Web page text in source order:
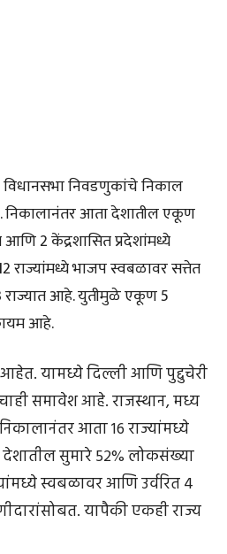
विधानसभा निवडणुकांचे निकाल
आता देशातील एकूण
आणि 2 केंद्रशासित प्रदेशांमध्ये
भाजप स्वबळावर सत्तेत
राज्यात आहे. युतीमुळे एकूण 5
आहे.
यामध्ये दिल्ली आणि पुद्दुचेरी
समावेश आहे. राजस्थान, मध्य
आता 16 राज्यांमध्ये
सुमारे 52% लोकसंख्या
स्वबळावर आणि उर्वरित 4
यापैकी एकही राज्य